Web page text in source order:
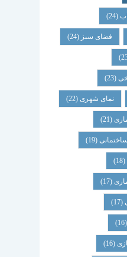
(24)
فضای سبز (24)
(23)
نمای شهری(22)
(21)
(19)
(18)
(17)
(17)
(16)
(16)